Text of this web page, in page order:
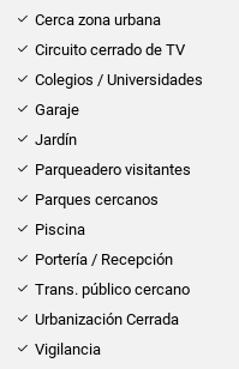
Cerca zona urbana
Circuito cerrado de TV
Colegios / Universidades
Garaje
Jardín
Parqueadero visitantes
Parques cercanos
Piscina
Portería / Recepción
Trans. público cercano
Urbanización Cerrada
Vigilancia